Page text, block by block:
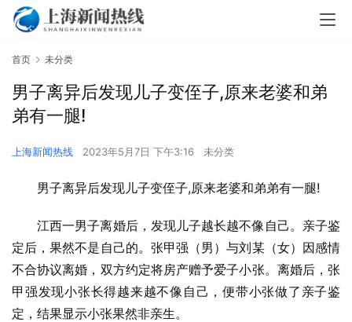
首页 未分类
男子离异后发现儿子变侄子,原来老婆和弟
弟有一腿!
上海新闻热线 2023年5月7日 下午3:16 未分类
男子离异后发现儿子变侄子,原来老婆和弟弟有一腿!
江西一男子离婚后，发现儿子越长越不像自己。亲子鉴
定后，果然不是自己的。张甲强（男）与刘某（女）因感情
不合协议离婚，双方约定将房产赠予爱子小张。离婚后，张
甲强发现小张长得越来越不像自己，便带小张做了亲子鉴
定，结果显示小张果然非亲生。